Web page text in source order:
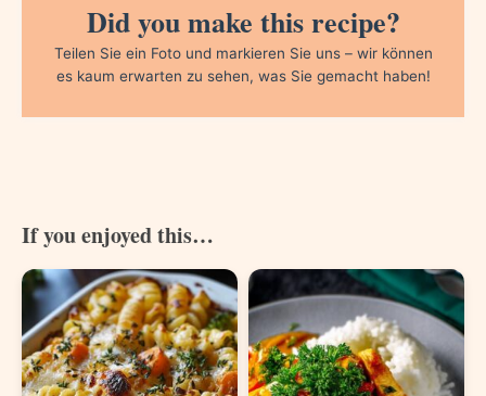
Did you make this recipe?
Teilen Sie ein Foto und markieren Sie uns – wir können
es kaum erwarten zu sehen, was Sie gemacht haben!
If you enjoyed this…